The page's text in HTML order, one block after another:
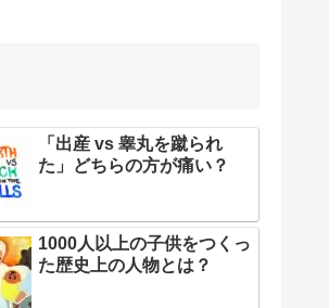
「出産 vs 睾丸を蹴られ
た」どちらの方が痛い？
1000人以上の子供をつくっ
た歴史上の人物とは？